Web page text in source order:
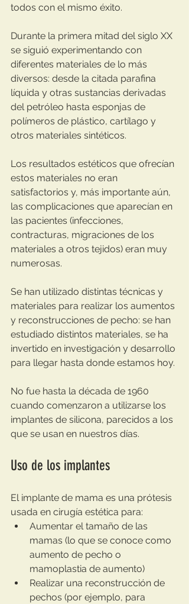
todos con el mismo éxito.
Durante la primera mitad del siglo XX
se siguió experimentando con
diferentes materiales de lo más
diversos: desde la citada parafina
líquida y otras sustancias derivadas
del petróleo hasta esponjas de
polímeros de plástico, cartílago y
otros materiales sintéticos.
Los resultados estéticos que ofrecían
estos materiales no eran
satisfactorios y, más importante aún,
las complicaciones que aparecían en
las pacientes (infecciones,
contracturas, migraciones de los
materiales a otros tejidos) eran muy
numerosas.
Se han utilizado distintas técnicas y
materiales para realizar los aumentos
y reconstrucciones de pecho: se han
estudiado distintos materiales, se ha
invertido en investigación y desarrollo
para llegar hasta donde estamos hoy.
No fue hasta la década de 1960
cuando comenzaron a utilizarse los
implantes de silicona, parecidos a los
que se usan en nuestros días.
Uso de los implantes
El implante de mama es una prótesis
usada en cirugía estética para:
Aumentar el tamaño de las
mamas (lo que se conoce como
aumento de pecho o
mamoplastia de aumento)
Realizar una reconstrucción de
pechos (por ejemplo, para